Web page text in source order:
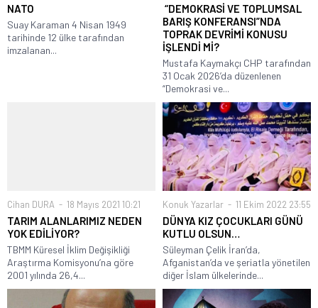
NATO
Suay Karaman 4 Nisan 1949
tarihinde 12 ülke tarafından
imzalanan...
“DEMOKRASİ VE TOPLUMSAL
BARIŞ KONFERANSI”NDA
TOPRAK DEVRİMİ KONUSU
İŞLENDİ Mİ?
Mustafa Kaymakçı CHP tarafından
31 Ocak 2026’da düzenlenen
“Demokrasi ve...
Cihan DURA 18 Mayıs 2021 10:21
TARIM ALANLARIMIZ NEDEN
YOK EDİLİYOR?
TBMM Küresel İklim Değişikliği
Araştırma Komisyonu’na göre
2001 yılında 26,4...
Konuk Yazarlar 11 Ekim 2022 23:55
DÜNYA KIZ ÇOCUKLARI GÜNÜ
KUTLU OLSUN…
Süleyman Çelik İran’da,
Afganistan’da ve şeriatla yönetilen
diğer İslam ülkelerinde...